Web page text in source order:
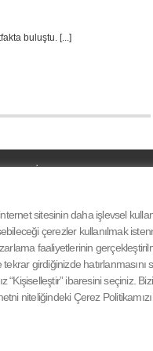
buluştu. [...]
sitesinin daha işlevsel
çerezler kullanılmak
faaliyetlerinin
girdiğinizde hatırlanmasını
“Kişiselleştir” ibaresini seçiniz.
niteliğindeki Çerez
&